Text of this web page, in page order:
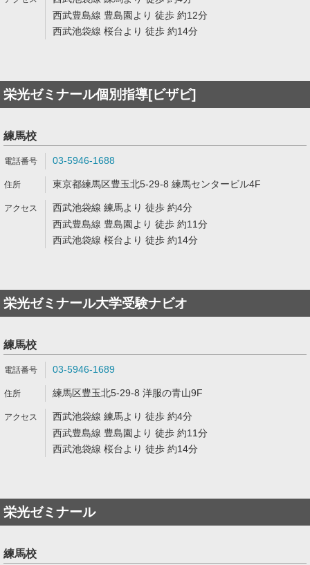
西武豊島線 豊島園より 徒歩 約12分
西武池袋線 桜台より 徒歩 約14分
栄光ゼミナール個別指導[ビザビ]
練馬校
03-5946-1688
東京都練馬区豊玉北5-29-8 練馬センタービル4F
西武池袋線 練馬より 徒歩 約4分
西武豊島線 豊島園より 徒歩 約11分
西武池袋線 桜台より 徒歩 約14分
栄光ゼミナール大学受験ナビオ
練馬校
03-5946-1689
練馬区豊玉北5-29-8 洋服の青山9F
西武池袋線 練馬より 徒歩 約4分
西武豊島線 豊島園より 徒歩 約11分
西武池袋線 桜台より 徒歩 約14分
栄光ゼミナール
練馬校